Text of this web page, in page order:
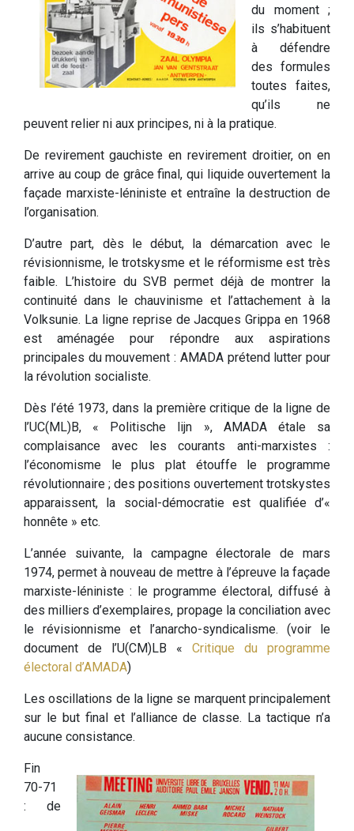
du moment ;
ils s’habituent
à défendre
des formules
toutes faites,
qu’ils ne
peuvent relier ni aux principes, ni à la pratique.
De revirement gauchiste en revirement droitier, on en
arrive au coup de grâce final, qui liquide ouvertement la
façade marxiste-léniniste et entraîne la destruction de
l’organisation.
D’autre part, dès le début, la démarcation avec le
révisionnisme, le trotskysme et le réformisme est très
faible. L’histoire du SVB permet déjà de montrer la
continuité dans le chauvinisme et l’attachement à la
Volksunie. La ligne reprise de Jacques Grippa en 1968
est aménagée pour répondre aux aspirations
principales du mouvement : AMADA prétend lutter pour
la révolution socialiste.
Dès l’été 1973, dans la première critique de la ligne de
l’UC(ML)B, « Politische lijn », AMADA étale sa
complaisance avec les courants anti-marxistes :
l’économisme le plus plat étouffe le programme
révolutionnaire ; des positions ouvertement trotskystes
apparaissent, la social-démocratie est qualifiée d’«
honnête » etc.
L’année suivante, la campagne électorale de mars
1974, permet à nouveau de mettre à l’épreuve la façade
marxiste-léniniste : le programme électoral, diffusé à
des milliers d’exemplaires, propage la conciliation avec
le révisionnisme et l’anarcho-syndicalisme. (voir le
document de l’U(CM)LB « Critique du programme
électoral d’AMADA)
Les oscillations de la ligne se marquent principalement
sur le but final et l’alliance de classe. La tactique n’a
aucune consistance.
Fin
70-71
: de